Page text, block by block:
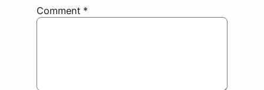
Comment *